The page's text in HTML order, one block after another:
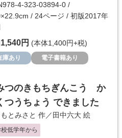
4-323-03894-0 /
/ 24ページ / 初版2017年
1,540円 (本体1,400円+税)
庫あり 電子書籍あり
つのきもちぎんこう か
つうちょう できました
とみさと 作／ 田中六大 絵
低学年から